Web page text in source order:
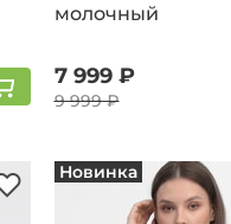
молочный
7 999 ₽
9 999 ₽
Новинка